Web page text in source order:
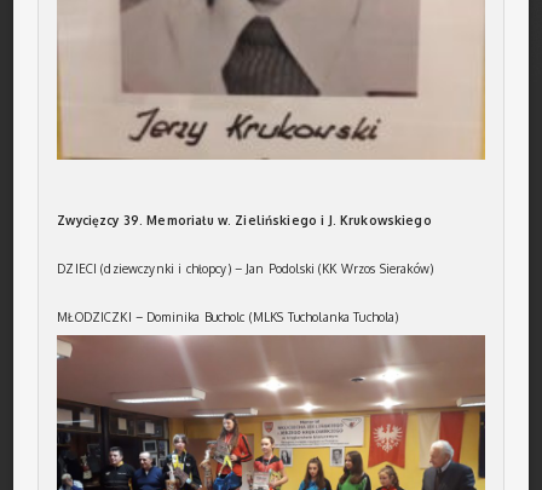
Zwycięzcy 39. Memoriału w. Zielińskiego i J. Krukowskiego
DZIECI (dziewczynki i chłopcy) – Jan Podolski (KK Wrzos Sieraków)
MŁODZICZKI – Dominika Bucholc (MLKS Tucholanka Tuchola)